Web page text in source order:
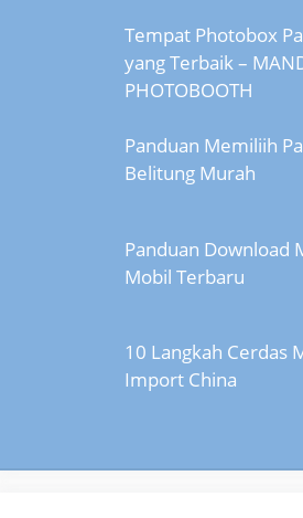
Tempat Photobox
yang Terbaik –
PHOTOBOOTH
Panduan Memiliih
Belitung Murah
Panduan Download
Mobil Terbaru
10 Langkah Cerdas
Import China